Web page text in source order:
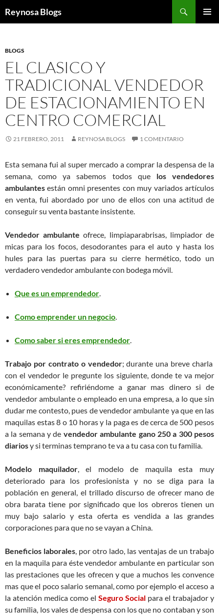
Reynosa Blogs
BLOGS
EL CLASICO Y
TRADICIONAL VENDEDOR
DE ESTACIONAMIENTO EN
CENTRO COMERCIAL
21 FEBRERO, 2011 REYNOSA BLOGS 1 COMENTARIO
Esta semana fui al super mercado a comprar la despensa de la
semana, como ya sabemos todos que los vendedores
ambulantes están omni presentes con muy variados artículos
en venta, fui abordado por uno de ellos con una actitud de
conseguir su venta bastante insistente.
Vendedor ambulanteofrece, limpiaparabrisas, limpiador de
micas para los focos, desodorantes para el auto y hasta los
hules para las puertas para su cierre hermético, todo un
verdadero vendedor ambulante con bodega móvil.
Que es un emprendedor.
Como emprender un negocio.
Como saber si eres emprendedor.
Trabajo por contrato o vendedor; durante una breve charla
con el vendedor le pregunte los siguiente, donde te va mejor
económicamente? refiriéndome a ganar mas dinero si de
vendedor ambulante o empleado en una empresa, a lo que sin
dudar me contesto, pues de vendedor ambulante ya que en las
maquilas estas 8 o 10 horas y la paga es de cerca de 500 pesos
a la semana y de vendedor ambulante gano 250 a 300 pesos
diariosy si terminas temprano te va a tu casa con tu familia.
Modelo maquilador, el modelo de maquila esta muy
deteriorado para los profesionista y no se diga para la
población en general, el trillado discurso de ofrecer mano de
obra barata tiene por significado que los obreros tienen un
muy bajo salario y esta oferta es vendida a las grandes
corporaciones para que no se vayan a China.
Beneficios laborales, por otro lado, las ventajas de un trabajo
en la maquila para éste vendedor ambulante en particular son
las prestaciones que les ofrecen y que a muchos les convence
mas que el poco salario semanal, como por ejemplo el acceso a
la atención medica como el Seguro Social para el trabajador y
su familia, los vales de despensa con los que no contaban y son